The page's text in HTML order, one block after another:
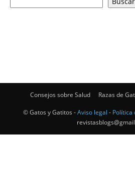
Razas
Consejos sobre Salud Razas de
© Gatos y Gatitos -Aviso legal - Política